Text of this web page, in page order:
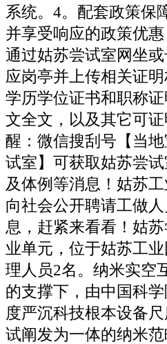
系统。4。配套政策保
并享受响应的政策优
通过姑苏尝试室网坐
应岗亭并上传相关证
学历学位证书和职称
文全文，以及其它可
醒：微信搜刮号【当
试室】可获取姑苏尝
及体例等消息！姑苏
向社会公开聘请工做
息，赶紧来看看！姑
业单元，位于姑苏工
理人员2名。纳米实空
的支撑下，由中国科
度严沉科技根本设备
试阐发为一体的纳米